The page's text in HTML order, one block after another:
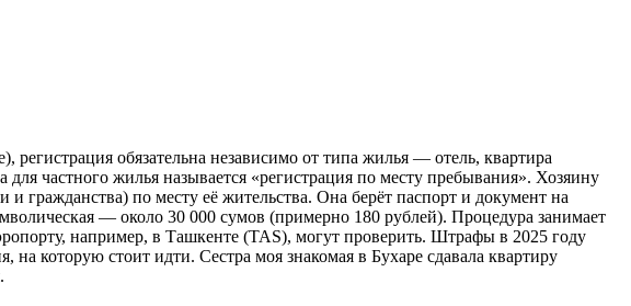
регистрация обязательна независимо от типа жилья — отель, квартира
частного жилья называется «регистрация по месту пребывания». Хозяину
гражданства) по месту её жительства. Она берёт паспорт и документ на
— около 30 000 сумов (примерно 180 рублей). Процедура занимает
например, в Ташкенте (TAS), могут проверить. Штрафы в 2025 году
которую стоит идти. Сестра моя знакомая в Бухаре сдавала квартиру